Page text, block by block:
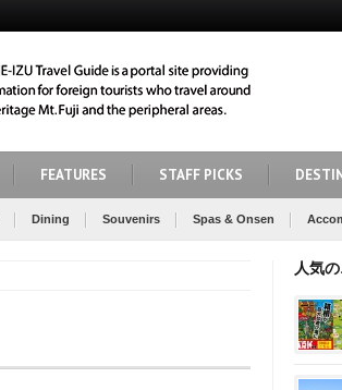
FEATURES STAFF PICKS
Dining Souvenirs Spas & Onsen
人気